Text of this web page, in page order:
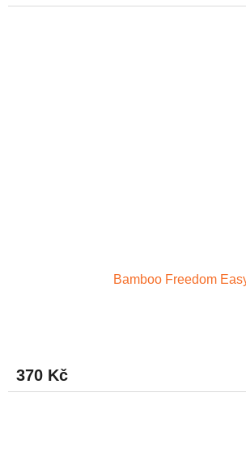
Bamboo Freedom
370 Kč